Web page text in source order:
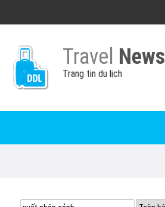
Travel News
Trang tin du lịch